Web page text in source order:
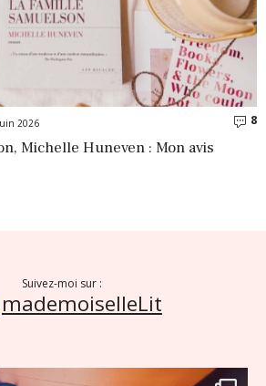
2026 8
Michelle Huneven : Mon avis
Suivez-moi sur :
mademoiselleLit